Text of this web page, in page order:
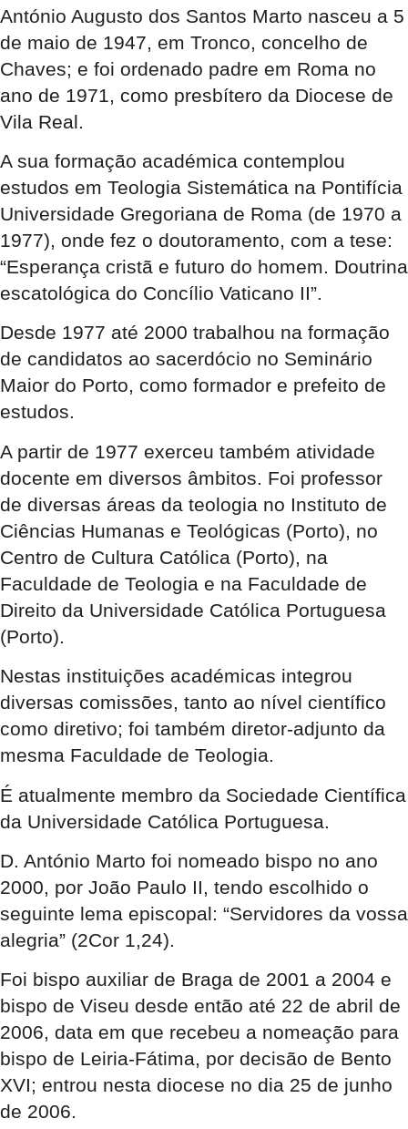
António Augusto dos Santos Marto nasceu a 5
de maio de 1947, em Tronco, concelho de
Chaves; e foi ordenado padre em Roma no
ano de 1971, como presbítero da Diocese de
Vila Real.
A sua formação académica contemplou
estudos em Teologia Sistemática na Pontifícia
Universidade Gregoriana de Roma (de 1970 a
1977), onde fez o doutoramento, com a tese:
“Esperança cristã e futuro do homem. Doutrina
escatológica do Concílio Vaticano II”.
Desde 1977 até 2000 trabalhou na formação
de candidatos ao sacerdócio no Seminário
Maior do Porto, como formador e prefeito de
estudos.
A partir de 1977 exerceu também atividade
docente em diversos âmbitos. Foi professor
de diversas áreas da teologia no Instituto de
Ciências Humanas e Teológicas (Porto), no
Centro de Cultura Católica (Porto), na
Faculdade de Teologia e na Faculdade de
Direito da Universidade Católica Portuguesa
(Porto).
Nestas instituições académicas integrou
diversas comissões, tanto ao nível científico
como diretivo; foi também diretor-adjunto da
mesma Faculdade de Teologia.
É atualmente membro da Sociedade Científica
da Universidade Católica Portuguesa.
D. António Marto foi nomeado bispo no ano
2000, por João Paulo II, tendo escolhido o
seguinte lema episcopal: “Servidores da vossa
alegria” (2Cor 1,24).
Foi bispo auxiliar de Braga de 2001 a 2004 e
bispo de Viseu desde então até 22 de abril de
2006, data em que recebeu a nomeação para
bispo de Leiria-Fátima, por decisão de Bento
XVI; entrou nesta diocese no dia 25 de junho
de 2006.